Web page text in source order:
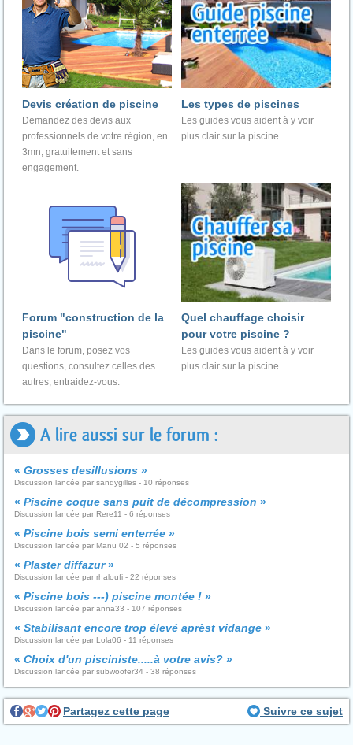
Devis création de piscine
Demandez des devis aux
professionnels de votre région, en
3mn, gratuitement et sans
engagement.
Les types de piscines
Les guides vous aident à y voir
plus clair sur la piscine.
Forum "construction de la
piscine"
Dans le forum, posez vos
questions, consultez celles des
autres, entraidez-vous.
Quel chauffage choisir
pour votre piscine ?
Les guides vous aident à y voir
plus clair sur la piscine.
A lire aussi sur le forum :
« Grosses desillusions »
Discussion lancée par sandygilles - 10 réponses
« Piscine coque sans puit de décompression »
Discussion lancée par Rere11 - 6 réponses
« Piscine bois semi enterrée »
Discussion lancée par Manu 02 - 5 réponses
« Plaster diffazur»
Discussion lancée par rhaloufi - 22 réponses
« Piscine bois ---) piscine montée ! »
Discussion lancée par anna33 - 107 réponses
« Stabilisant encore trop élevé aprèst vidange »
Discussion lancée par Lola06 - 11 réponses
« Choix d'un pisciniste.....à votre avis? »
Discussion lancée par subwoofer34 - 38 réponses
Partagez cette page Suivre ce sujet